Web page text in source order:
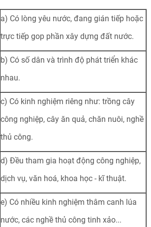
a) Có lòng yêu nước, đang gián tiếp hoặc
trực tiếp gop phần xây dựng đất nước.
b) Có số dân và trình độ phát triển khác
nhau.
c) Có kinh nghiệm riêng như: trồng cây
công nghiệp, cây ăn quả, chăn nuôi, nghề
thủ công.
d) Đều tham gia hoạt động công nghiệp,
dịch vụ, văn hoá, khoa học - kĩ thuật.
e) Có nhiều kinh nghiệm thâm canh lúa
nước, các nghề thủ công tinh xảo...